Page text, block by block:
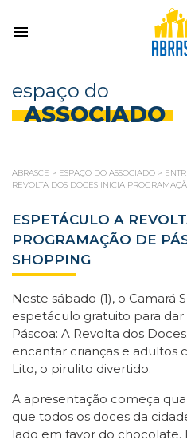
espaço do
ASSOCIADO
ABRASCE > ESPAÇO DO ASSOCIADO >
REVOLTA DOS DOCES INICIA
ESPETÁCULO A
PROGRAMAÇÃO DE
SHOPPING
Neste sábado (1), o Camará
espetáculo gratuito para
Páscoa: A Revolta dos
encantar crianças e adultos
Lito, o pirulito divertido.
A apresentação começa
que todos os doces da
lado em favor do chocolate.